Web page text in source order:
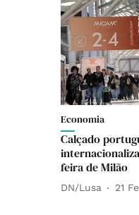
Economia
Calçado
feira de Milão
DN/Lusa 21